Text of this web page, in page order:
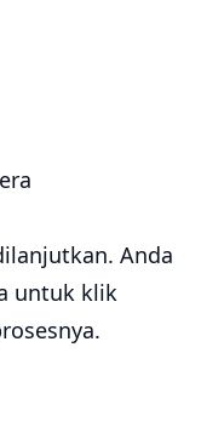
Anda
untuk klik